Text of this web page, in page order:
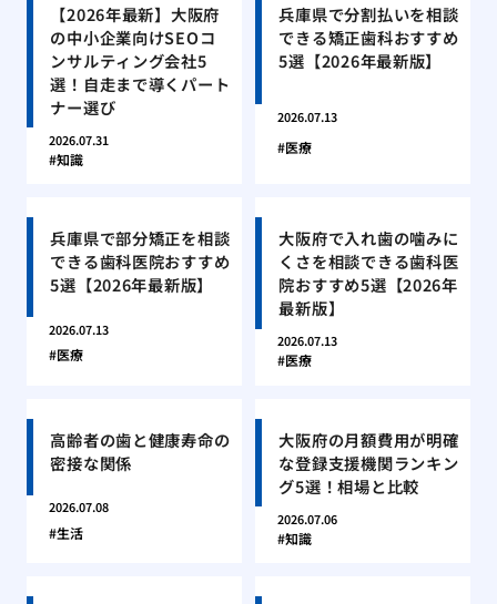
【2026年最新】大阪府
の中小企業向けSEOコ
ンサルティング会社5
選！自走まで導くパート
ナー選び
2026.07.31
知識
兵庫県で分割払いを相談
できる矯正歯科おすすめ
5選【2026年最新版】
2026.07.13
医療
兵庫県で部分矯正を相談
できる歯科医院おすすめ
5選【2026年最新版】
2026.07.13
医療
大阪府で入れ歯の噛みに
くさを相談できる歯科医
院おすすめ5選【2026年
最新版】
2026.07.13
医療
高齢者の歯と健康寿命の
密接な関係
2026.07.08
生活
大阪府の月額費用が明確
な登録支援機関ランキン
グ5選！相場と比較
2026.07.06
知識